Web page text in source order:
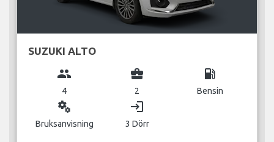
SUZUKI ALTO
group
4
business_center
2
local_gas_station
Bensin
miscellaneous_services
Bruksanvisning
login
3 Dörr